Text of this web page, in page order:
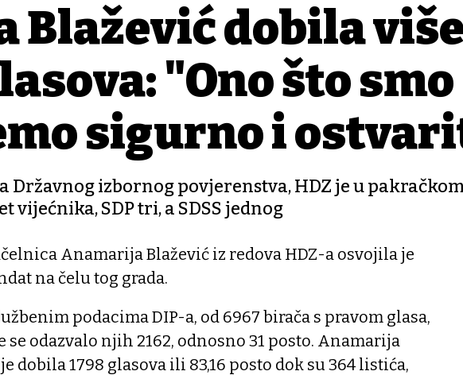
Blažević dobila
"Ono što smo
sigurno i
Državnog izbornog povjerenstva, HDZ je u
vijećnika, SDP tri, a SDSS jednog
Anamarija Blažević iz redova HDZ-a osvojila je
na čelu tog grada.
podacima DIP-a, od 6967 birača s pravom glasa,
se odazvalo njih 2162, odnosno 31 posto. Anamarija
dobila 1798 glasova ili 83,16 posto dok su 364 listića,